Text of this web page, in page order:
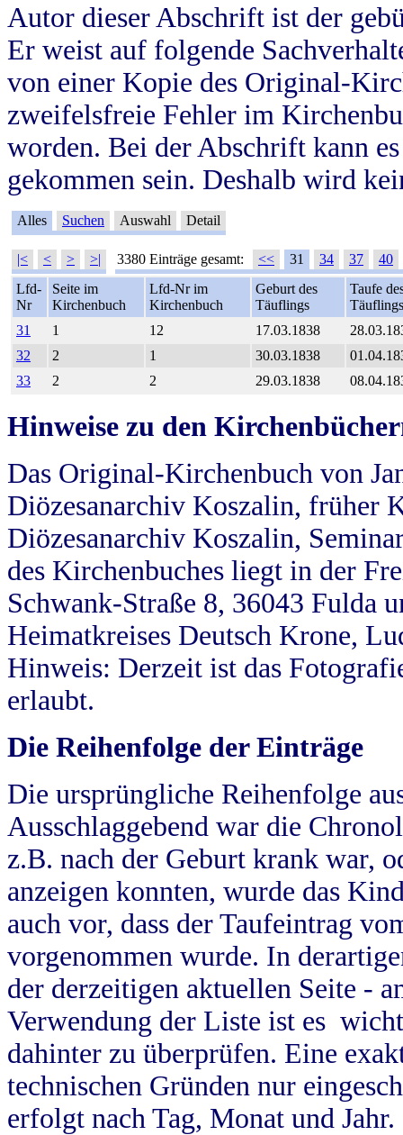
Autor dieser Abschrift ist der
Er weist auf folgende
von einer Kopie des Original-
zweifelsfreie Fehler im
worden. Bei der Abschrift kann
gekommen sein. Deshalb wird
Alles Suchen Auswahl Detail
|< < > >| 3380 Einträge gesamt: << 31 34 37
40
Lfd-
Nr
Seite im
Kirchenbuch
Lfd-Nr im
Kirchenbuch
Geburt des
Täuflings
Taufe
Täuflings
31
1 12 17.03.1838
32
2 1 30.03.1838
33
2 2 29.03.1838
Hinweise zu den
Das Original-Kirchenbuch von
Diözesanarchiv Koszalin, früher
Diözesanarchiv Koszalin,
des Kirchenbuches liegt in der
Schwank-Straße 8, 36043 Fulda
Heimatkreises Deutsch Krone,
Hinweis: Derzeit ist das
erlaubt.
Die Reihenfolge der Einträge
Die ursprüngliche Reihenfolge
Ausschlaggebend war die
z.B. nach der Geburt krank war,
anzeigen konnten, wurde das
auch vor, dass der Taufeintrag
vorgenommen wurde. In
der derzeitigen aktuellen Seite -
Verwendung der Liste ist es
dahinter zu überprüfen. Eine
technischen Gründen nur
erfolgt nach Tag, Monat und Jahr.